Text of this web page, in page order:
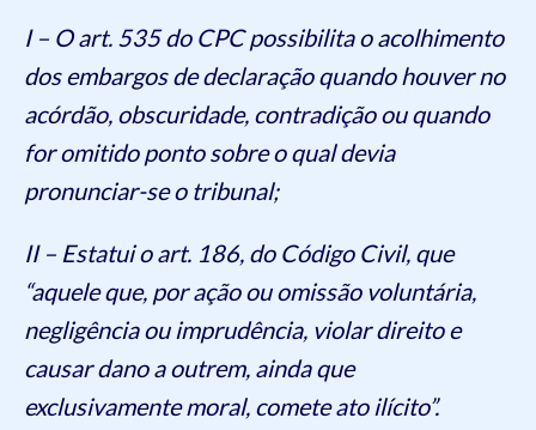
I – O art. 535 do CPC possibilita o acolhimento
dos embargos de declaração quando houver no
acórdão, obscuridade, contradição ou quando
for omitido ponto sobre o qual devia
pronunciar-se o tribunal;
II – Estatui o art. 186, do Código Civil, que
“aquele que, por ação ou omissão voluntária,
negligência ou imprudência, violar direito e
causar dano a outrem, ainda que
exclusivamente moral, comete ato ilícito”.